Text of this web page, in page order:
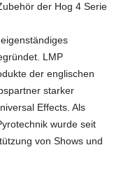
der Hog 4 Serie
LMP
der englischen
starker
Effects. Als
wurde seit
von Shows und